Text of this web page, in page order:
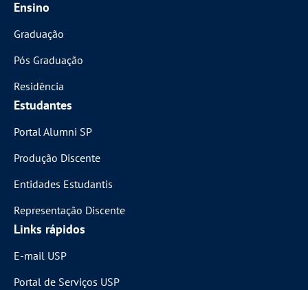
Ensino
Graduação
Pós Graduação
Residência
Estudantes
Portal Alumni SP
Produção Discente
Entidades Estudantis
Representação Discente
Links rápidos
E-mail USP
Portal de Serviços USP